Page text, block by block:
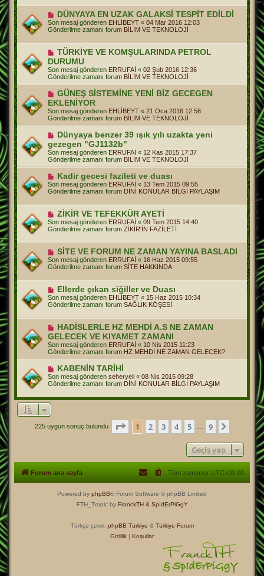
e
s
a
j
Y
e
n
i
e
a
j
DÜNYAYA EN UZAK GALAKSİ TESPİT EDİLDİ
Son mesaj gönderen EHLİBEYT « 04 Mar 2016 12:03
Gönderilme zamanı forum BİLİM VE TEKNOLOJİ
Y
e
n
i
m
e
s
a
j
TÜRKİYE VE KOMŞULARINDA PETROL
DURUMU
Son mesaj gönderen ERRUFAİ « 02 Şub 2016 12:36
Gönderilme zamanı forum BİLİM VE TEKNOLOJİ
Y
e
n
i
m
e
s
j
GÜNEŞ SİSTEMİNE YENİ BİZ GECEGEN
EKLENİYOR
Son mesaj gönderen EHLİBEYT « 21 Oca 2016 12:56
Gönderilme zamanı forum BİLİM VE TEKNOLOJİ
Y
e
n
i
m
e
s
a
j
Dünyaya benzer 39 ışık yılı uzakta yeni
gezegen "GJ1132b"
Son mesaj gönderen ERRUFAİ « 12 Kas 2015 17:37
Gönderilme zamanı forum BİLİM VE TEKNOLOJİ
Y
e
n
i
e
s
a
j
Kadir gecesi fazileti ve duası
Son mesaj gönderen ERRUFAİ « 13 Tem 2015 09:55
Gönderilme zamanı forum DİNİ KONULAR BİLGİ PAYLAŞIM
Y
e
n
i
s
a
j
ZİKİR VE TEFEKKÜR AYETİ
Son mesaj gönderen ERRUFAİ « 09 Tem 2015 14:40
Gönderilme zamanı forum ZİKİR'İN FAZİLETİ
Y
e
n
i
e
s
a
j
SİTE VE FORUM NE ZAMAN YAYINA BASLADI
Son mesaj gönderen ERRUFAİ « 16 Haz 2015 09:55
Gönderilme zamanı forum SİTE HAKKINDA
Y
e
n
i
e
s
a
j
Ellerde çıkan siğiller ve Duası
Son mesaj gönderen EHLİBEYT « 15 Haz 2015 10:34
Gönderilme zamanı forum SAĞLIK KÖŞESİ
Y
e
n
i
m
e
s
a
j
HADİSLERLE HZ MEHDİ A.S NE ZAMAN
GELECEK VE KIYAMET ZAMANI
Son mesaj gönderen ERRUFAİ « 10 Nis 2015 11:23
Gönderilme zamanı forum HZ MEHDİ NE ZAMAN GELECEK?
Y
e
n
i
e
KABENİN TARİHİ
Son mesaj gönderen seheryeli « 08 Nis 2015 09:28
Gönderilme zamanı forum DİNİ KONULAR BİLGİ PAYLAŞIM
225 uygun sonuç bulundu 1 . sayfa (Toplam 9 sayfa)
1 2 3 4 5 9 Sonraki
Geçiş yap
Forum ana sayfa Tüm zamanlar UTC+03:00
Powered by phpBB® Forum Software © phpBB Limited
FTH_Tropic by FranckTH & SpIdErPiGgY
Türkçe çeviri: phpBB Türkiye & Türkiye Forum
Gizlilik | Koşullar